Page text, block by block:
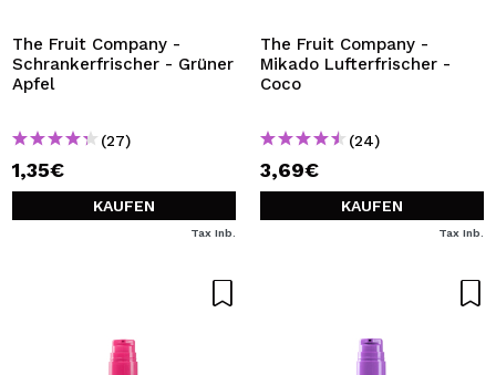
The Fruit Company -
Schrankerfrischer - Grüner
Apfel
(27)
1,35€
KAUFEN
Tax Inb.
The Fruit Company -
Mikado Lufterfrischer -
Coco
(24)
3,69€
KAUFEN
Tax Inb.